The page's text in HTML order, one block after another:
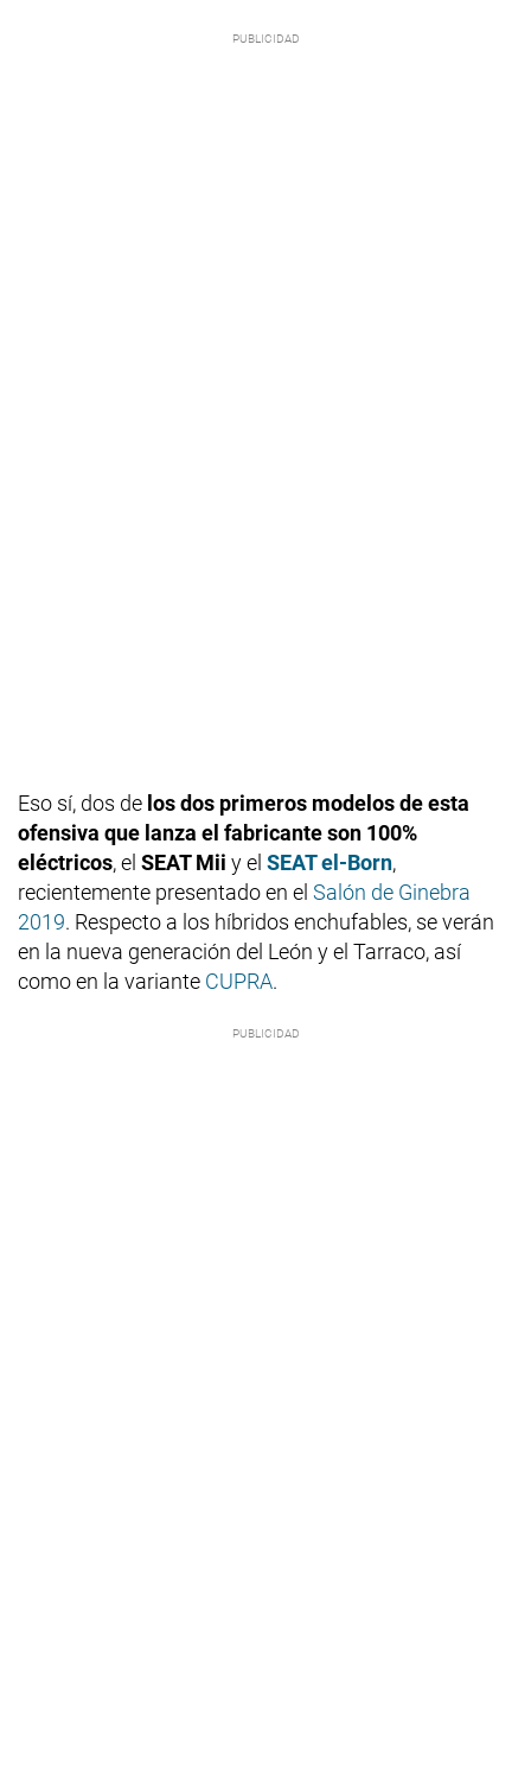
Eso sí, dos de los dos primeros modelos de esta
ofensiva que lanza el fabricante son 100%
eléctricos, el SEAT Mii y el SEAT el-Born,
recientemente presentado en el Salón de Ginebra
2019. Respecto a los híbridos enchufables, se verán
en la nueva generación del León y el Tarraco, así
como en la variante CUPRA.